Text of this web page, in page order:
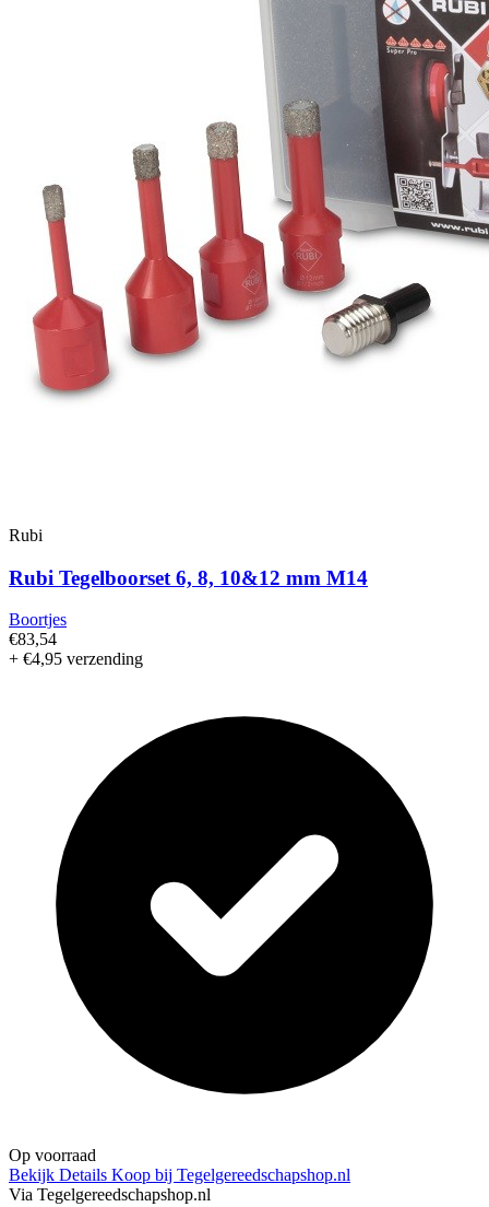
Rubi
Rubi Tegelboorset 6, 8, 10&12 mm M14
Boortjes
€83,54
+ €4,95 verzending
Op voorraad
Bekijk Details Koop bij Tegelgereedschapshop.nl
Via Tegelgereedschapshop.nl